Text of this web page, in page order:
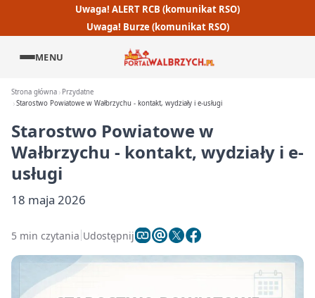
Uwaga! ALERT RCB (komunikat RSO)
Uwaga! Burze (komunikat RSO)
MENU
Strona główna
Przydatne
Starostwo Powiatowe w Wałbrzychu - kontakt, wydziały i e-usługi
Starostwo Powiatowe w
Wałbrzychu - kontakt, wydziały i e-
usługi
18 maja 2026
5 min czytania Udostępnij